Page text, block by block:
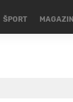
ŠPORT MAGAZIN